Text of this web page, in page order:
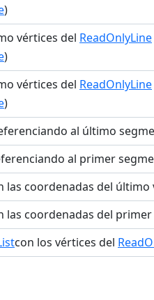
)
vértices del ReadOnlyLine
)
vértices del ReadOnlyLine
)
al último
al primer
las coordenadas del último
las coordenadas del
con los vértices del